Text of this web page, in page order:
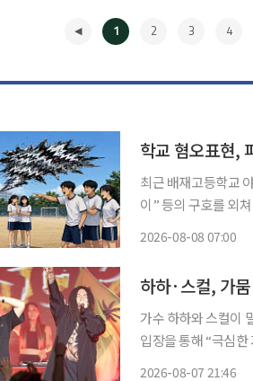
1 2 3 4
학교 혐오표현,
최근 배재고등학교
이” 등의 구호를 외
2026-08-08 07:00
하하·스컬, 가
가수 하하와 스컬이 밀양 축
입장을 통해 “극심
2026-08-07 21:46